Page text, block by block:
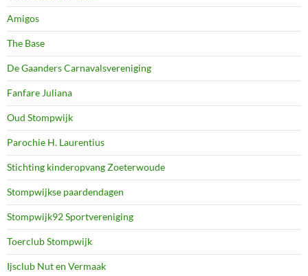
Amigos
The Base
De Gaanders Carnavalsvereniging
Fanfare Juliana
Oud Stompwijk
Parochie H. Laurentius
Stichting kinderopvang Zoeterwoude
Stompwijkse paardendagen
Stompwijk92 Sportvereniging
Toerclub Stompwijk
Ijsclub Nut en Vermaak